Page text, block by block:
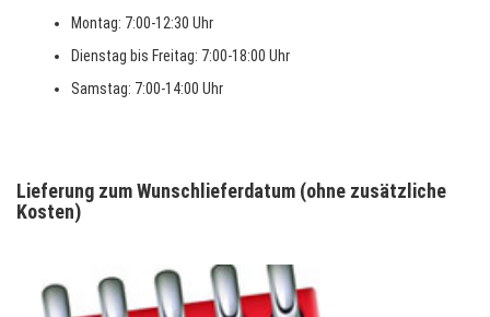
Montag: 7:00-12:30 Uhr
Dienstag bis Freitag: 7:00-18:00 Uhr
Samstag: 7:00-14:00 Uhr
Lieferung zum Wunschlieferdatum (ohne zusätzliche
Kosten)